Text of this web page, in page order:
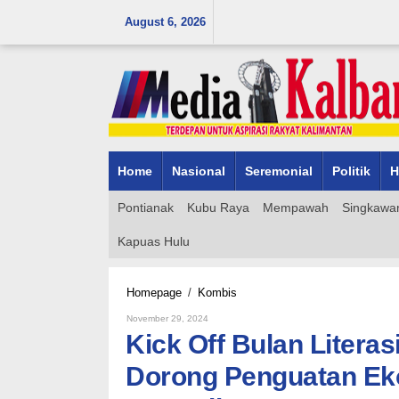
August 6, 2026
Home Nasional Seremonial Politik
Pontianak Kubu Raya Mempawah
Kapuas Hulu
Homepage / Kombis
Literasi
SRG
dan
PLK:
November 29, 2024
Kick Off Bulan
Dorong Penguatan